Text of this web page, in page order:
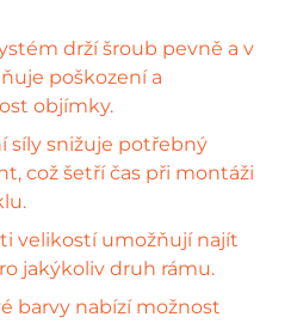
drží šroub pevně a v
poškození a
objímky.
síly snižuje potřebný
což šetří čas při montáži
velikostí umožňují najít
jakýkoliv druh rámu.
barvy nabízí možnost